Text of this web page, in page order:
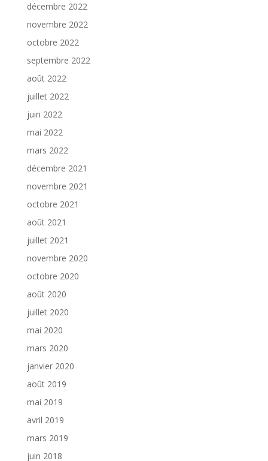
décembre 2022
novembre 2022
octobre 2022
septembre 2022
août 2022
juillet 2022
juin 2022
mai 2022
mars 2022
décembre 2021
novembre 2021
octobre 2021
août 2021
juillet 2021
novembre 2020
octobre 2020
août 2020
juillet 2020
mai 2020
mars 2020
janvier 2020
août 2019
mai 2019
avril 2019
mars 2019
juin 2018